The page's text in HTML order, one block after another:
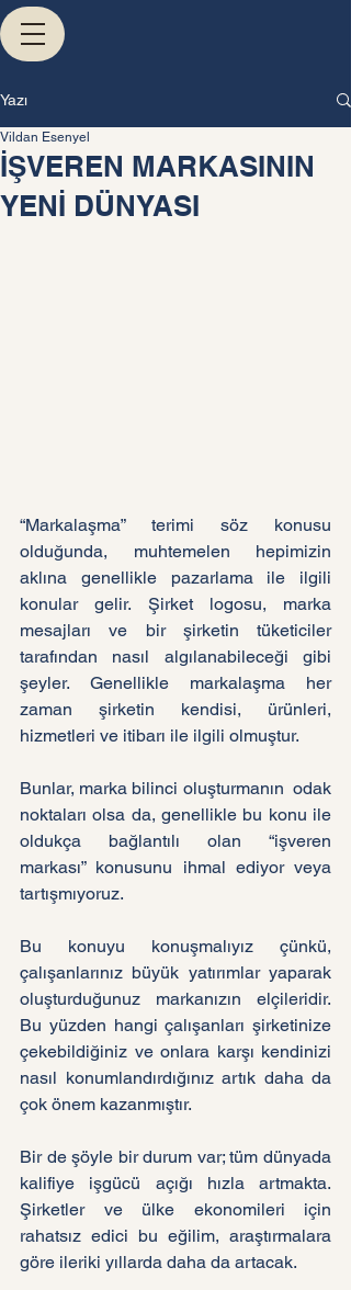
Yazı
İŞVEREN MARKASININ
YENİ DÜNYASI
Vildan Esenyel
“Markalaşma” terimi söz konusu
olduğunda, muhtemelen hepimizin
aklına genellikle pazarlama ile ilgili
konular gelir. Şirket logosu, marka
mesajları ve bir şirketin tüketiciler
tarafından nasıl algılanabileceği gibi
şeyler. Genellikle markalaşma her
zaman şirketin kendisi, ürünleri,
hizmetleri ve itibarı ile ilgili olmuştur.
Bunlar, marka bilinci oluşturmanın  odak
noktaları olsa da, genellikle bu konu ile
oldukça bağlantılı olan “işveren
markası” konusunu ihmal ediyor veya
tartışmıyoruz.
Bu konuyu konuşmalıyız çünkü,
çalışanlarınız büyük yatırımlar yaparak
oluşturduğunuz markanızın elçileridir.
Bu yüzden hangi çalışanları şirketinize
çekebildiğiniz ve onlara karşı kendinizi
nasıl konumlandırdığınız artık daha da
çok önem kazanmıştır.
Bir de şöyle bir durum var; tüm dünyada
kalifiye işgücü açığı hızla artmakta.
Şirketler ve ülke ekonomileri için
rahatsız edici bu eğilim, araştırmalara
göre ileriki yıllarda daha da artacak.